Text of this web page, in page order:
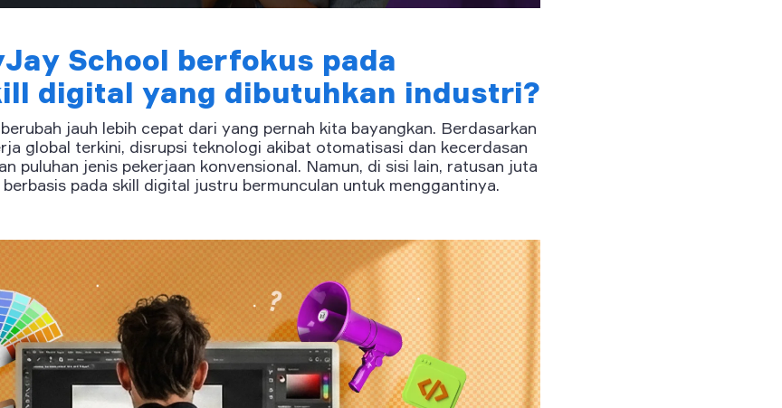
School berfokus pada
digital yang dibutuhkan industri?
jauh lebih cepat dari yang pernah kita bayangkan. Berdasarkan
global terkini, disrupsi teknologi akibat otomatisasi dan kecerdasan
puluhan jenis pekerjaan konvensional. Namun, di sisi lain, ratusan juta
pada skill digital justru bermunculan untuk menggantinya.